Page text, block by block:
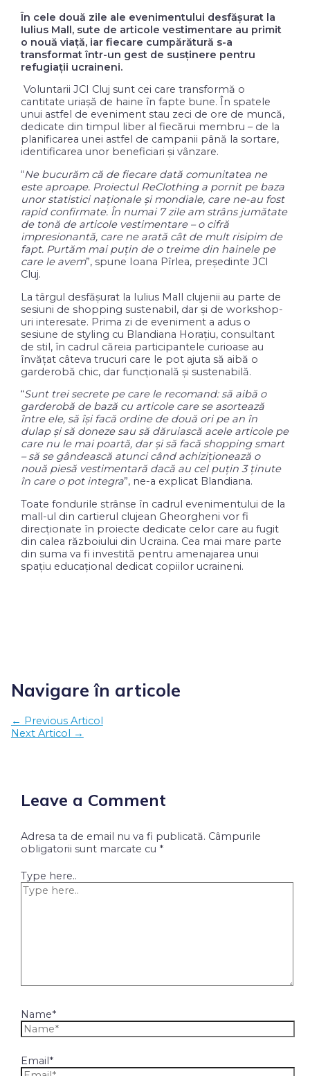
În cele două zile ale evenimentului desfășurat la
Iulius Mall, sute de articole vestimentare au primit
o nouă viață, iar fiecare cumpărătură s-a
transformat într-un gest de susținere pentru
refugiații ucraineni.
Voluntarii JCI Cluj sunt cei care transformă o
cantitate uriașă de haine în fapte bune. În spatele
unui astfel de eveniment stau zeci de ore de muncă,
dedicate din timpul liber al fiecărui membru – de la
planificarea unei astfel de campanii până la sortare,
identificarea unor beneficiari și vânzare.
“Ne bucurăm că de fiecare dată comunitatea ne
este aproape. Proiectul ReClothing a pornit pe baza
unor statistici naționale și mondiale, care ne-au fost
rapid confirmate. În numai 7 zile am strâns jumătate
de tonă de articole vestimentare – o cifră
impresionantă, care ne arată cât de mult risipim de
fapt. Purtăm mai puțin de o treime din hainele pe
care le avem”, spune Ioana Pîrlea, președinte JCI
Cluj.
La târgul desfășurat la Iulius Mall clujenii au parte de
sesiuni de shopping sustenabil, dar și de workshop-
uri interesate. Prima zi de eveniment a adus o
sesiune de styling cu Blandiana Horațiu, consultant
de stil, în cadrul căreia participantele curioase au
învățat câteva trucuri care le pot ajuta să aibă o
garderobă chic, dar funcțională și sustenabilă.
“Sunt trei secrete pe care le recomand: să aibă o
garderobă de bază cu articole care se asortează
între ele, să își facă ordine de două ori pe an în
dulap și să doneze sau să dăruiască acele articole pe
care nu le mai poartă, dar și să facă shopping smart
– să se gândească atunci când achiziționează o
nouă piesă vestimentară dacă au cel puțin 3 ținute
în care o pot integra”, ne-a explicat Blandiana.
Toate fondurile strânse în cadrul evenimentului de la
mall-ul din cartierul clujean Gheorgheni vor fi
direcționate în proiecte dedicate celor care au fugit
din calea războiului din Ucraina. Cea mai mare parte
din suma va fi investită pentru amenajarea unui
spațiu educațional dedicat copiilor ucraineni.
Navigare în articole
← Previous Articol
Next Articol
→
Leave a Comment
Adresa ta de email nu va fi publicată. Câmpurile
obligatorii sunt marcate cu *
Type here..
Name*
Email*